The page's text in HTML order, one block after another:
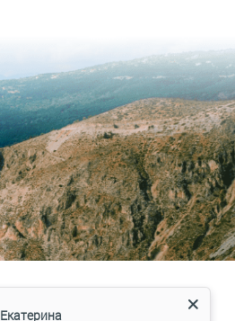
Екатерина